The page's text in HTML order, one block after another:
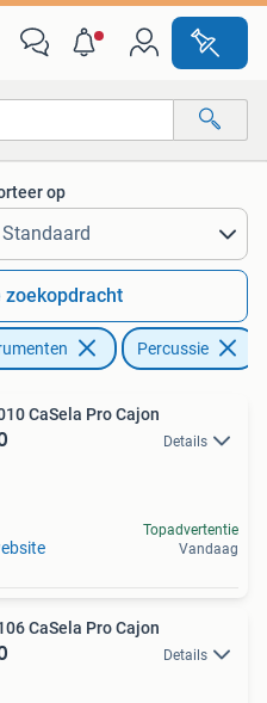
op
zoekopdracht
Percussie
CaSela Pro Cajon
Details
Topadvertentie
Vandaag
CaSela Pro Cajon
Details